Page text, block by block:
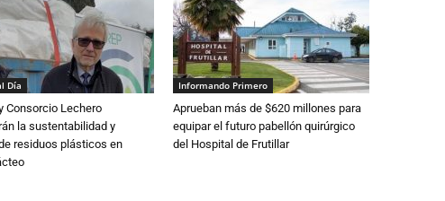
Día
Consorcio Lechero
la sustentabilidad y
residuos plásticos en
Informando Primero
Aprueban más de $620 millones para
equipar el futuro pabellón quirúrgico
del Hospital de Frutillar